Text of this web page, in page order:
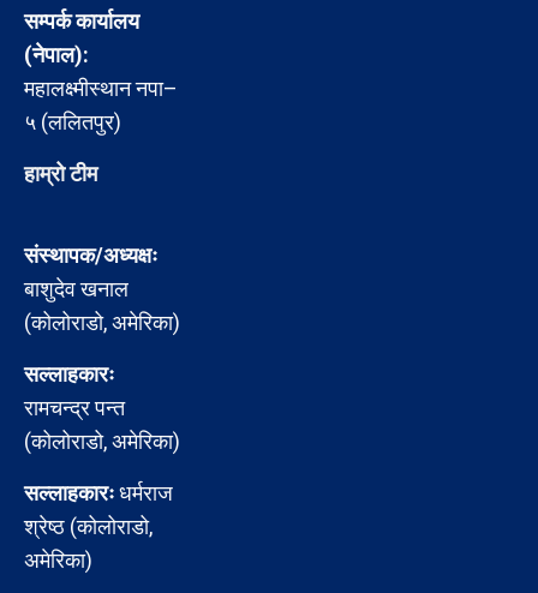
सम्पर्क कार्यालय
(नेपाल):
महालक्ष्मीस्थान नपा–
५ (ललितपुर)
हाम्रो टीम
संस्थापक/अध्यक्षः
बाशुदेव खनाल
(कोलोराडो, अमेरिका)
सल्लाहकारः
रामचन्द्र पन्त
(कोलोराडो, अमेरिका)
सल्लाहकारःधर्मराज
श्रेष्ठ (कोलोराडो,
अमेरिका)